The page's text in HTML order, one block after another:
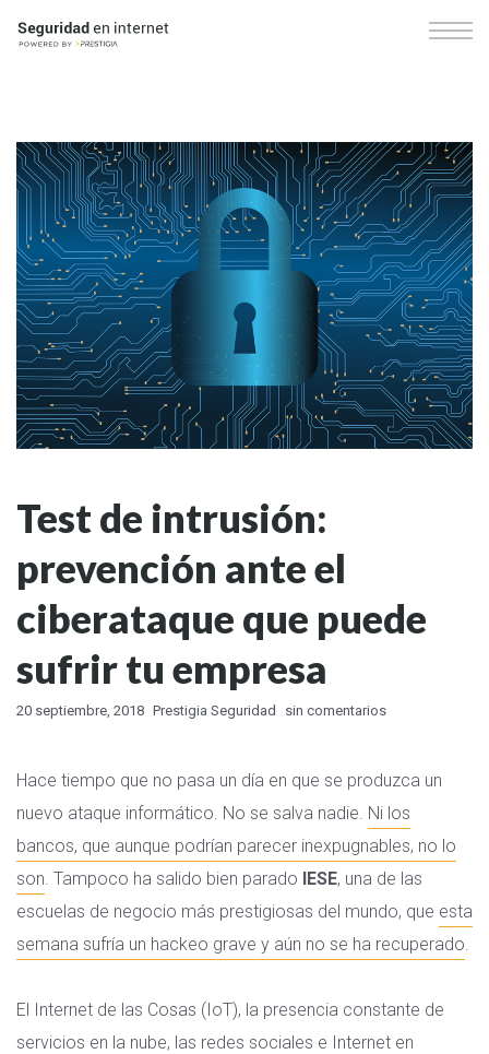
Test de intrusión:
prevención ante el
ciberataque que puede
sufrir tu empresa
20 septiembre, 2018 Prestigia Seguridad sin comentarios
Hace tiempo que no pasa un día en que se produzca un
nuevo ataque informático. No se salva nadie. Ni los
bancos, que aunque podrían parecer inexpugnables, no lo
son. Tampoco ha salido bien parado IESE, una de las
escuelas de negocio más prestigiosas del mundo, que esta
semana sufría un hackeo grave y aún no se ha recuperado.
El Internet de las Cosas (IoT), la presencia constante de
servicios en la nube, las redes sociales e Internet en